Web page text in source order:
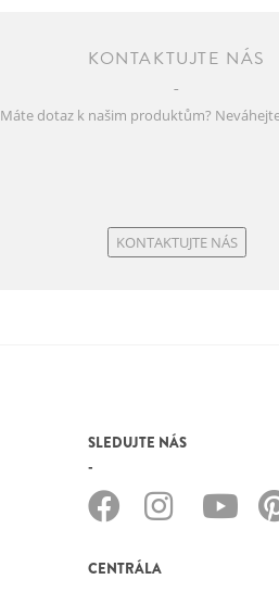
KONTAKTUJTE NÁS
Máte dotaz k našim produktům?
KONTAKTUJTE NÁS
SLEDUJTE NÁS
CENTRÁLA